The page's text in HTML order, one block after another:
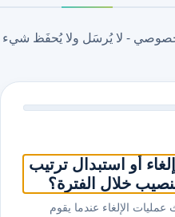
- لا يُرسَل ولا يُحفَظ شيء
أو استبدال ترتيب
خلال الفترة؟
الإلغاء عندما يقوم